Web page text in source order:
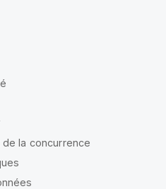
la concurrence